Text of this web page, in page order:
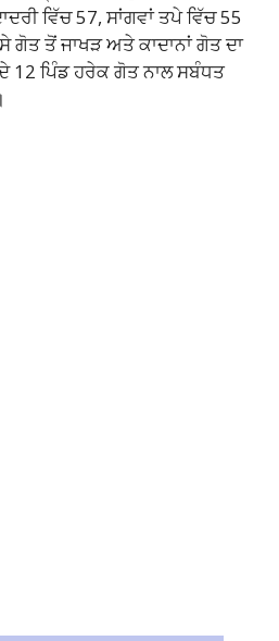
ਵਿੱਚ 57, ਸਾਂਗਵਾਂ ਤਪੇ ਵਿੱਚ 55
ਗੋਤ ਤੋਂ ਜਾਖੜ ਅਤੇ ਕਾਦਾਨਾਂ ਗੋਤ ਦਾ
ਪਿੰਡ ਹਰੇਕ ਗੋਤ ਨਾਲ ਸਬੰਧਤ